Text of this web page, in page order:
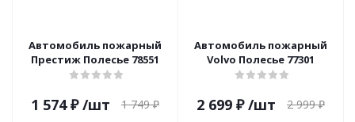
Автомобиль пожарный
Престиж Полесье 78551
1 574₽ /шт 1 749₽
Автомобиль пожарный
Volvo Полесье 77301
2 699 ₽ /шт 2 999₽